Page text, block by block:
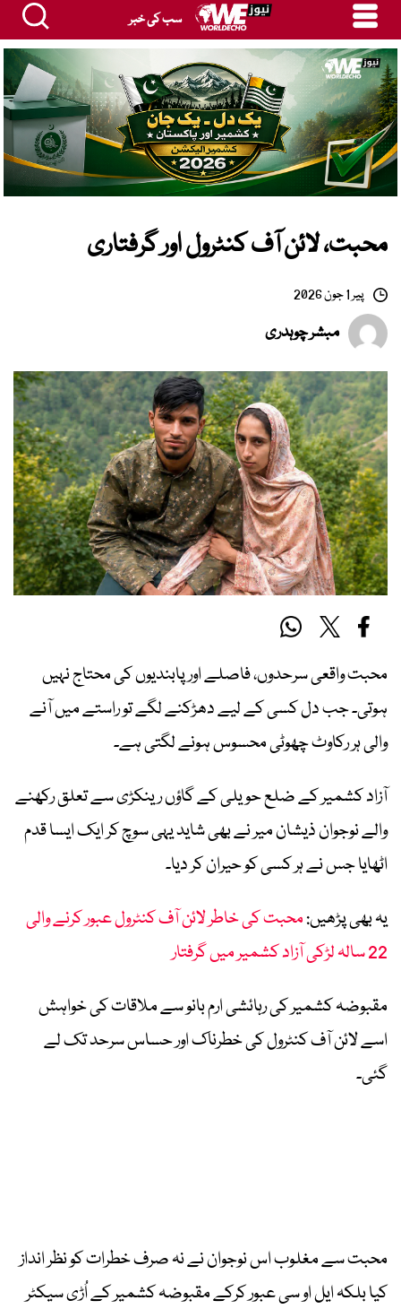
سب کی خبر
محبت، لائن آف کنٹرول اور گرفتاری
پیر 1 جون 2026
مبشر چوہدری
محبت واقعی سرحدوں، فاصلے اور پابندیوں کی محتاج نہیں
ہوتی۔ جب دل کسی کے لیے دھڑکنے لگے تو راستے میں آنے
والی ہر رکاوٹ چھوٹی محسوس ہونے لگتی ہے۔
آزاد کشمیر کے ضلع حویلی کے گاؤں رینکڑی سے تعلق رکھنے
والے نوجوان ذیشان میر نے بھی شاید یہی سوچ کر ایک ایسا قدم
اٹھایا جس نے ہر کسی کو حیران کر دیا۔
یہ بھی پڑھیں:محبت کی خاطر لائن آف کنٹرول عبور کرنے والی
22 سالہ لڑکی آزاد کشمیر میں گرفتار
مقبوضہ کشمیر کی رہائشی ارم بانو سے ملاقات کی خواہش
اسے لائن آف کنٹرول کی خطرناک اور حساس سرحد تک لے
گئی۔
محبت سے مغلوب اس نوجوان نے نہ صرف خطرات کو نظر انداز
کیا بلکہ ایل او سی عبور کرکے مقبوضہ کشمیر کے اُڑی سیکٹر